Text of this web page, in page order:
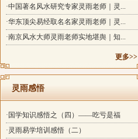
·中国著名风水研究专家灵雨老师｜灵...
·华东顶尖易经取名名家灵雨老师｜灵...
·南京风水大师灵雨老师实地堪舆｜知...
更多>>
灵雨感悟
·国学知识感悟之（四）——吃亏是福
·灵雨易学培训感悟（二）